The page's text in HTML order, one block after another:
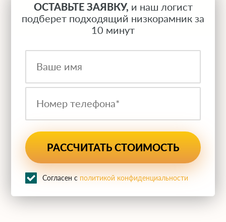
ОСТАВЬТЕ ЗАЯВКУ, и наш логист
подберет подходящий низкорамник за
10 минут
Согласен с политикой конфиденциальности